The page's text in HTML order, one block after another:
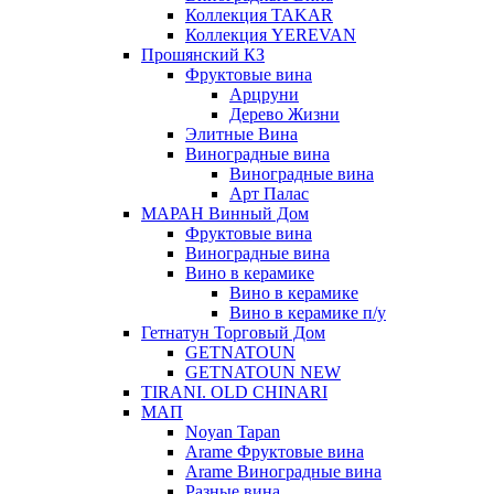
Коллекция TAKAR
Коллекция YEREVAN
Прошянский КЗ
Фруктовые вина
Арцруни
Дерево Жизни
Элитные Вина
Виноградные вина
Виноградные вина
Арт Палас
МАРАН Винный Дом
Фруктовые вина
Виноградные вина
Вино в керамике
Вино в керамике
Вино в керамике п/у
Гетнатун Торговый Дом
GETNATOUN
GETNATOUN NEW
TIRANI. OLD CHINARI
МАП
Noyan Tapan
Arame Фруктовые вина
Arame Виноградные вина